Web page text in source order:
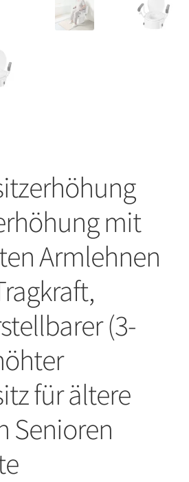
mit
Armlehnen
(3-
für ältere
Senioren